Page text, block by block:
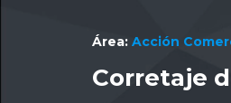
Área: Acción
Corretaje